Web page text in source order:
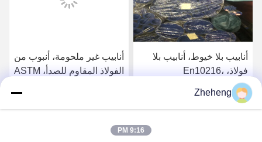
أنابيب بلا خيوط، أنابيب بلا
فولاذ، En10216،
SS304/316L، Od 88.9mm،
Sch40، أنابيب الغلاية
احصل على افضل سعر
أنابيب غير ملحومة، أنبوب من
الفولاذ المقاوم للصدأ، ASTM
الزمني 40، أنابيب الغلاياتاحصل على افضل سعر
Zheheng
9:16 PM